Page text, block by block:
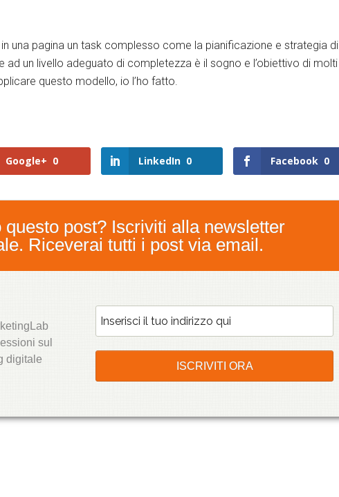
in una pagina un task complesso come la pianificazione e strategia di
ad un livello adeguato di completezza è il sogno e l’obiettivo di molti
questo modello, io l’ho fatto.
Google+ 0 LinkedIn 0 Facebook 0
questo post? Iscriviti alla newsletter
Riceverai tutti i post via email.
sul
digitale